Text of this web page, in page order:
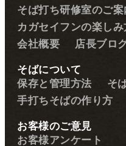
そば打ち研修室のご案
カガセイフンの楽しみ
会社概要
店長ブロ
そばについて
保存と管理方法
そ
手打ちそばの作り方
お客様のご意見
お客様アンケート